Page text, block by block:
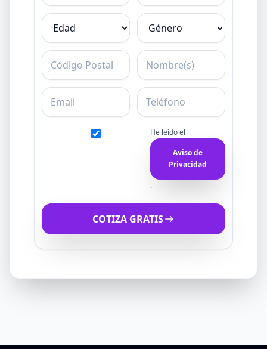
Edad Género
C.P. Nombre
Email Teléfono
He leído el
Aviso de
Privacidad
.
COTIZA GRATIS